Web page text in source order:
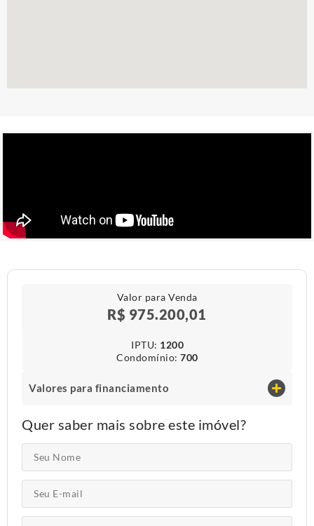
Valor para Venda
R$ 975.200,01
IPTU​: 1200
Condomínio​: 700
Valores para financiamento
Quer saber mais sobre este imóvel?